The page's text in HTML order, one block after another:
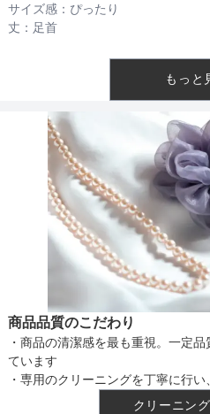
インナー
透け感
着丈目安
ファスナー
骨格タイプ
サイズ感： ぴったり
丈： 足首
もっと
商品品質のこだわり
・商品の清潔感を最も重視。一定
ています
・専用のクリーニングを丁寧に行
クリーニン